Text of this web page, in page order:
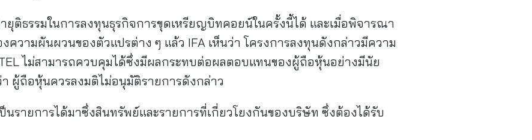
ยุติธรรมในการลงทุนธุรกิจการขุดเหรียญบิทคอยน์ในครั้งนี้ได้ และเมื่อพิจารณา
ความผันผวนของตัวแปรต่าง ๆ แล้ว IFA เห็นว่า โครงการลงทุนดังกล่าวมีความ
ไม่สามารถควบคุมได้ซึ่งมีผลกระทบต่อผลตอบแทนของผู้ถือหุ้นอย่างมีนัย
ผู้ถือหุ้นควรลงมติไม่อนุมัติรายการดังกล่าว
นรายการได้มาซึ่งสินทรัพย์และรายการที่เกี่ยวโยงกันของบริษัท ซึ่งต้องได้รับ